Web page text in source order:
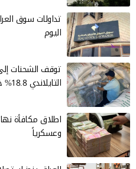
اليوم
توقف الشحنات
التايلاندي 18.8% خلال النصف الأول
وعسكرياً